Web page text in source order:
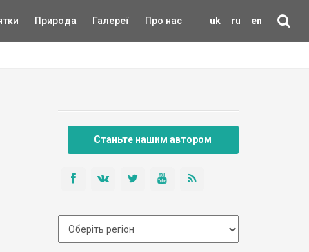
uk ru en
Природа Галереї Про нас
Станьте нашим автором